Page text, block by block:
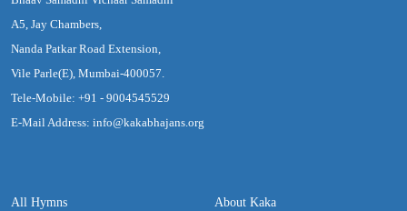
A5, Jay Chambers,
Nanda Patkar Road Extension,
Vile Parle(E), Mumbai-400057.
Tele-Mobile: +91 - 9004545529
E-Mail Address: info@kakabhajans.org
All Hymns
About Kaka